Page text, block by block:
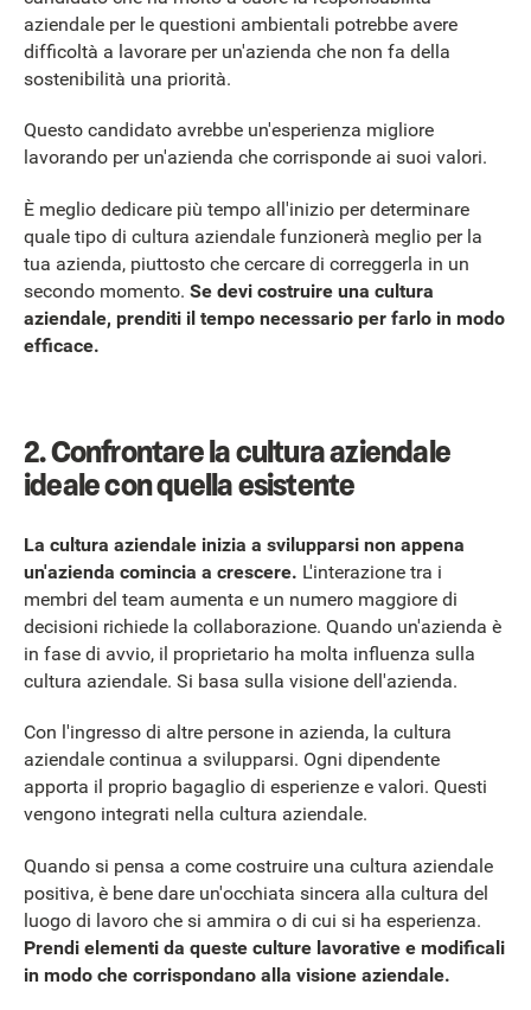
aziendale per le questioni ambientali potrebbe avere
difficoltà a lavorare per un'azienda che non fa della
sostenibilità una priorità.
Questo candidato avrebbe un'esperienza migliore
lavorando per un'azienda che corrisponde ai suoi valori.
È meglio dedicare più tempo all'inizio per determinare
quale tipo di cultura aziendale funzionerà meglio per la
tua azienda, piuttosto che cercare di correggerla in un
secondo momento. Se devi costruire una cultura
aziendale, prenditi il tempo necessario per farlo in modo
efficace.
2. Confrontare la cultura aziendale
ideale con quella esistente
La cultura aziendale inizia a svilupparsi non appena
un'azienda comincia a crescere. L'interazione tra i
membri del team aumenta e un numero maggiore di
decisioni richiede la collaborazione. Quando un'azienda è
in fase di avvio, il proprietario ha molta influenza sulla
cultura aziendale. Si basa sulla visione dell'azienda.
Con l'ingresso di altre persone in azienda, la cultura
aziendale continua a svilupparsi. Ogni dipendente
apporta il proprio bagaglio di esperienze e valori. Questi
vengono integrati nella cultura aziendale.
Quando si pensa a come costruire una cultura aziendale
positiva, è bene dare un'occhiata sincera alla cultura del
luogo di lavoro che si ammira o di cui si ha esperienza.
Prendi elementi da queste culture lavorative e modificali
in modo che corrispondano alla visione aziendale.